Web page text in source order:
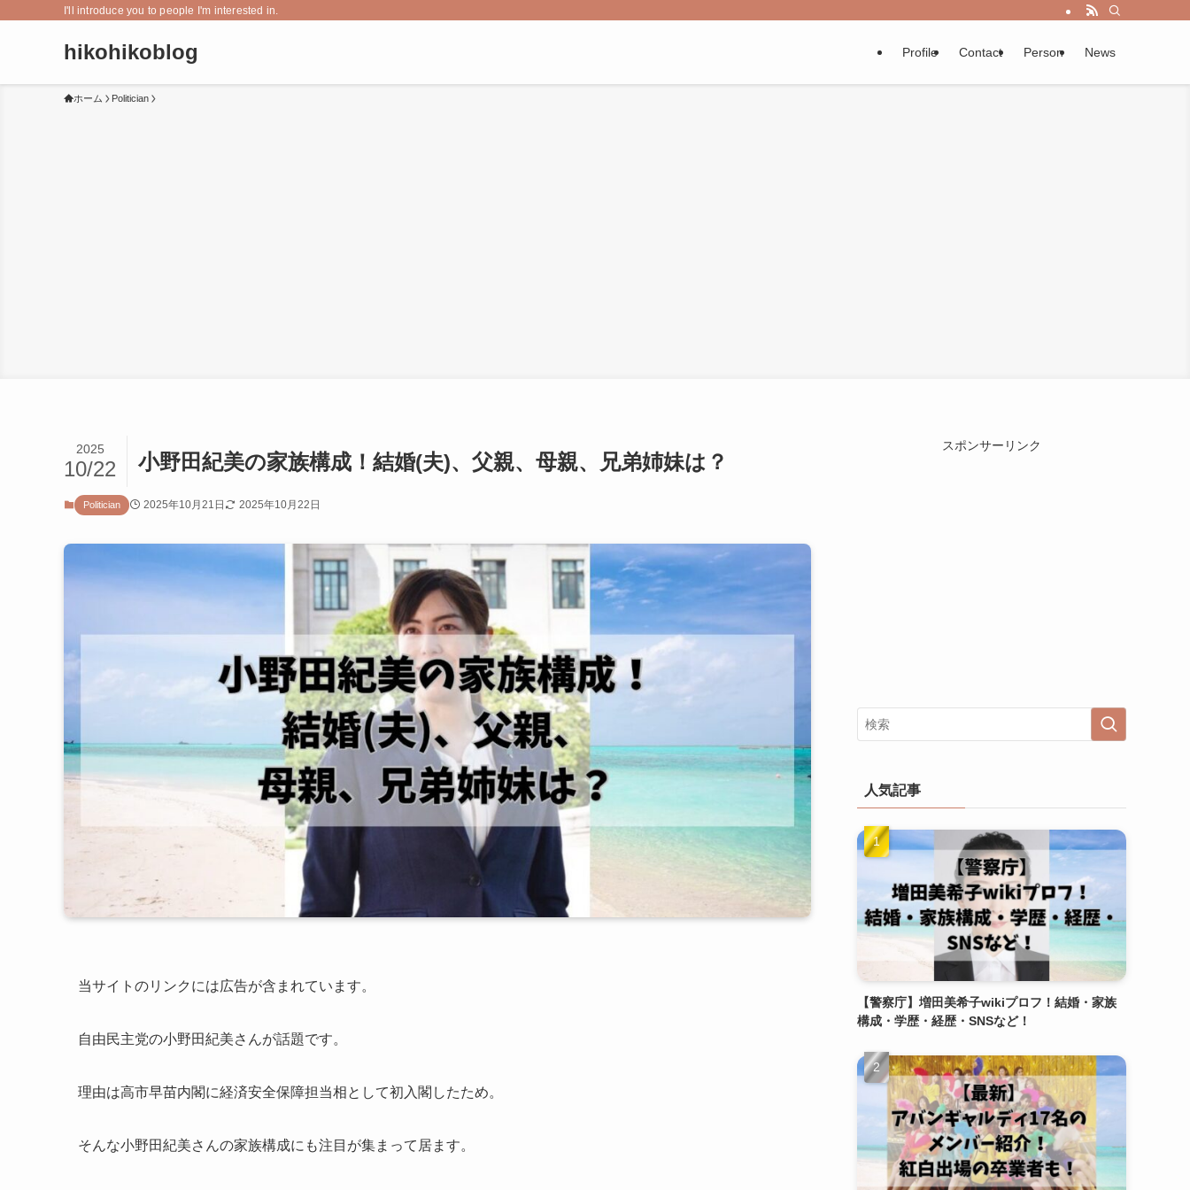
I'll introduce you to people I'm interested in.
hikohikoblog Profile Contact Person News
ホーム Politician
小野田紀美の家族構成！結婚(夫)、父親、母親、兄弟姉妹は？
2025
10/22
Politician 2025年10月21日 2025年10月22日
当サイトのリンクには広告が含まれています。
自由民主党の小野田紀美さんが話題です。
理由は高市早苗内閣に経済安全保障担当相として初入閣したため。
そんな小野田紀美さんの家族構成にも注目が集まって居ます。
スポンサーリンク
人気記事
【警察庁】増田美希子wikiプロフ！結婚・家族
構成・学歴・経歴・SNSなど！